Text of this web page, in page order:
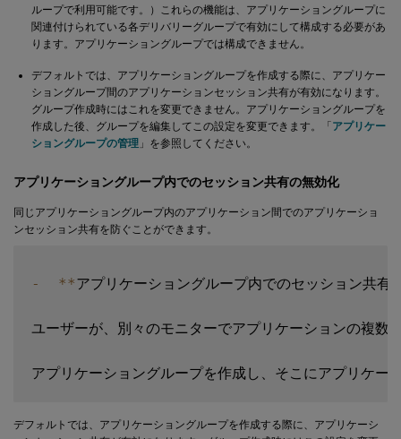
ループで利用可能です。）これらの機能は、アプリケーショングループに
関連付けられている各デリバリーグループで有効にして構成する必要があ
ります。アプリケーショングループでは構成できません。
デフォルトでは、アプリケーショングループを作成する際に、アプリケー
ショングループ間のアプリケーションセッション共有が有効になります。
グループ作成時にはこれを変更できません。アプリケーショングループを
作成した後、グループを編集してこの設定を変更できます。「アプリケー
ショングループの管理 」を参照してください。
アプリケーショングループ内でのセッション共有の無効化
同じアプリケーショングループ内のアプリケーション間でのアプリケーショ
ンセッション共有を防ぐことができます。
- **アプリケーショングループ内でのセッション共有
ユーザーが、別々のモニターでアプリケーションの複
デフォルトでは、アプリケーショングループを作成する際に、アプリケーシ